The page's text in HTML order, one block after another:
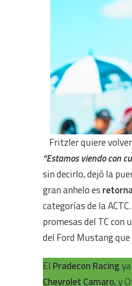
Fritzler quiere
“Estamos viendo con
sin decirlo, dejó la
gran anhelo es
categorías de la
promesas del TC con
del Ford Mustang
El Pradecon Racing
Chevrolet Camaro, y